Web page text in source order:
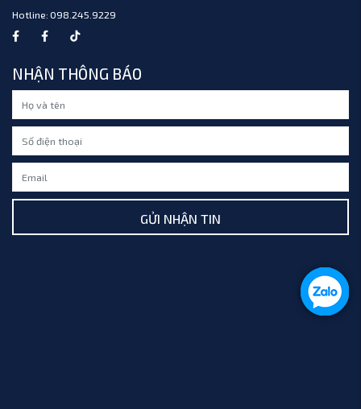
Hotline: 098.245.9229
NHẬN THÔNG BÁO
GỬI NHẬN TIN